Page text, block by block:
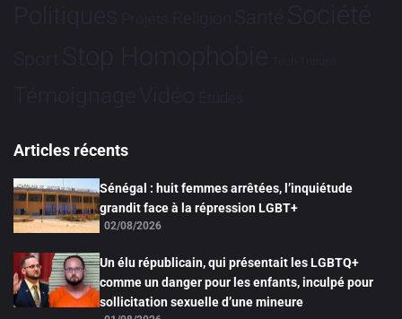
Politiques Projets Religion Santé Société
Sport Stop Homophobie Tech Tribune
TémoignageVidéo Études
Articles récents
Sénégal : huit femmes arrêtées, l’inquiétude
grandit face à la répression LGBT+
02/08/2026
Un élu républicain, qui présentait les LGBTQ+
comme un danger pour les enfants, inculpé pour
sollicitation sexuelle d’une mineure